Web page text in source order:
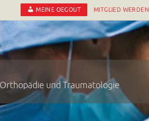
MEINE OEGOUT MITGLIED WERDEN
und Traumatologie